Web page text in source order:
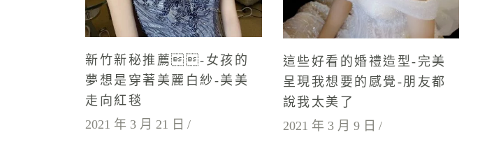
新竹新秘推薦-女孩的
夢想是穿著美麗白紗-美美
走向紅毯
2021 年 3 月 21 日
這些好看的婚禮造型-完美
呈現我想要的感覺-朋友都
說我太美了
2021 年 3 月 9 日